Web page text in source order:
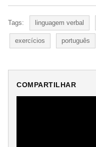
Tags: linguagem verbal
exercícios português
COMPARTILHAR